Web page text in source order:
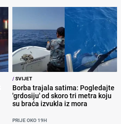
/SVIJET
Borba trajala satima: Pogledajte
'grdosiju' od skoro tri metra koju
su braća izvukla iz mora
PRIJE OKO 19H